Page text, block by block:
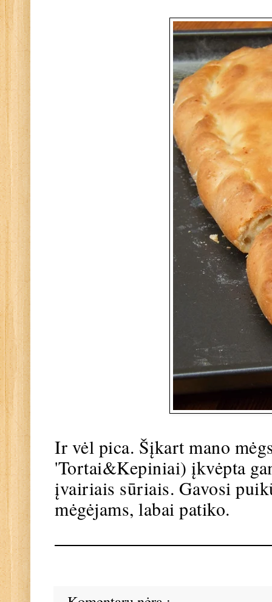
Ir vėl pica. Šįkart mano
'Tortai&Kepiniai) įkvėpta
įvairiais sūriais. Gavosi
mėgėjams, labai patiko.